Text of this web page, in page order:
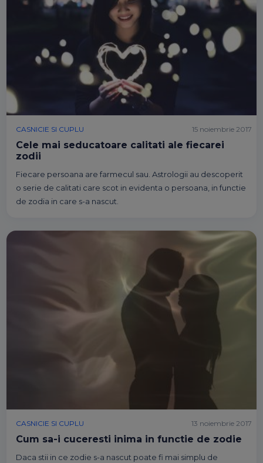
CASNICIE SI CUPLU
Cele mai seducatoare calitati ale fiecarei
zodii
Fiecare persoana are farmecul sau. Astrologii au descoperit
o serie de calitati care scot in evidenta o persoana, in functie
de zodia in care s-a nascut.
15 noiembrie 2017
CASNICIE SI CUPLU
Cum sa-i cuceresti inima in functie de zodie
Daca stii in ce zodie s-a nascut poate fi mai simplu de
13 noiembrie 2017